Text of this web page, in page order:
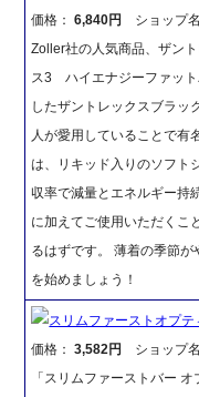
価格：6,840円
ショップ
Zoller社の人気商品、ザン
ス3 ハイエナジーファット
したザントレックスブラッ
人が愛用していることで有
は、リキッド入りのソフト
収率で減量とエネルギー持
に加えてご使用いただくこ
るはずです。 薄着の季節
を始めましょう！
スリムファーストオプ
価格：3,582円
ショップ
「スリムファーストバー